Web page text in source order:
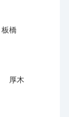
板橋
厚木